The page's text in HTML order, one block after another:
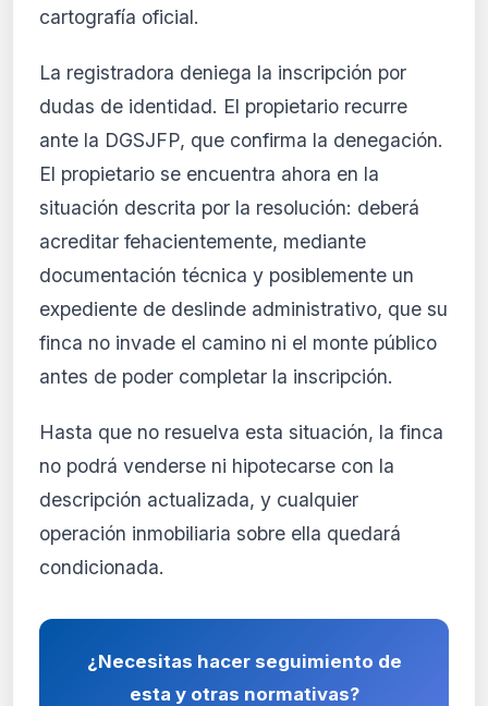
cartografía oficial.
La registradora deniega la inscripción por
dudas de identidad. El propietario recurre
ante la DGSJFP, que confirma la denegación.
El propietario se encuentra ahora en la
situación descrita por la resolución: deberá
acreditar fehacientemente, mediante
documentación técnica y posiblemente un
expediente de deslinde administrativo, que su
finca no invade el camino ni el monte público
antes de poder completar la inscripción.
Hasta que no resuelva esta situación, la finca
no podrá venderse ni hipotecarse con la
descripción actualizada, y cualquier
operación inmobiliaria sobre ella quedará
condicionada.
¿Necesitas hacer seguimiento de
esta y otras normativas?